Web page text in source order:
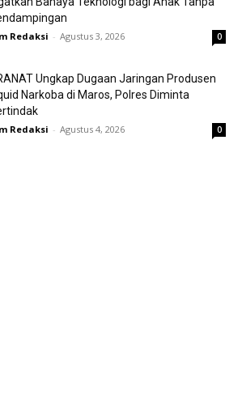
Redaksi - Agustus 3, 2026 0
Ungkap Dugaan Jaringan Produsen
Narkoba di Maros, Polres Diminta
Redaksi - Agustus 4, 2026 0